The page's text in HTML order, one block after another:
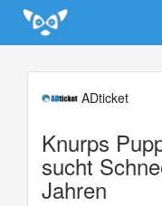
Update cookies preferences
ADticket
Knurps
sucht
Jahren